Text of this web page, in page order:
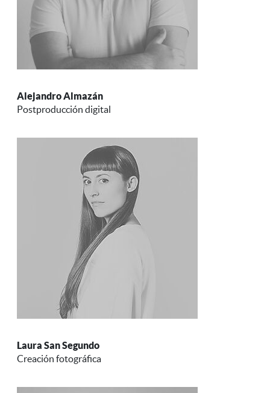
Alejandro Almazán
Postproducción digital
Laura San Segundo
Creación fotográfica